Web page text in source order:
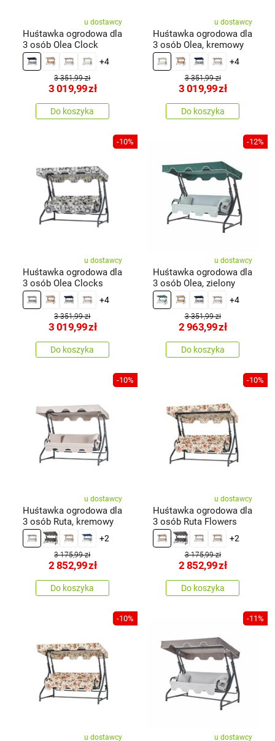
u dostawcy
Huśtawka ogrodowa dla
3 osób Olea Clock
+4
3 351,99 zł
3 019,99zł
Do koszyka
u dostawcy
Huśtawka ogrodowa dla
3 osób Olea, kremowy
+4
3 351,99 zł
3 019,99zł
Do koszyka
-10%
u dostawcy
Huśtawka ogrodowa dla
3 osób Olea Clocks
+4
3 351,99 zł
3 019,99zł
Do koszyka
-12%
u dostawcy
Huśtawka ogrodowa dla
3 osób Olea, zielony
+4
3 351,99 zł
2 963,99zł
Do koszyka
-10%
u dostawcy
Huśtawka ogrodowa dla
3 osób Ruta, kremowy
+2
3 175,99 zł
2 852,99zł
Do koszyka
-10%
u dostawcy
Huśtawka ogrodowa dla
3 osób Ruta Flowers
+2
3 175,99 zł
2 852,99zł
Do koszyka
-10%
u dostawcy
-11%
u dostawcy